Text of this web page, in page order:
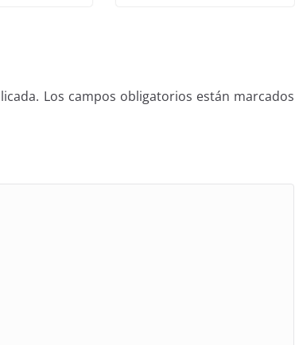
Los campos obligatorios están marcados